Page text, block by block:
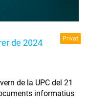
de 2024 Privat
de la UPC del 21
informatius